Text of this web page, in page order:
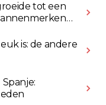
tot een
is: de andere